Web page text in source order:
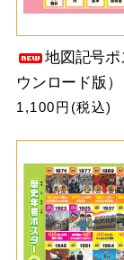
地図記号
ウンロード版）
1,100円(税込)